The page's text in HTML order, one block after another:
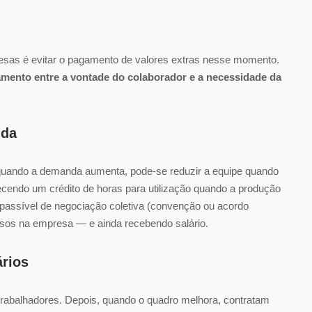
é evitar o pagamento de valores extras nesse momento.
entre a vontade do colaborador e a necessidade da
a demanda aumenta, pode-se reduzir a equipe quando
um crédito de horas para utilização quando a produção
de negociação coletiva (convenção ou acordo
na empresa — e ainda recebendo salário.
Depois, quando o quadro melhora, contratam